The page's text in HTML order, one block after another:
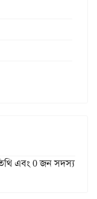
এবং 0 জন সদস্য